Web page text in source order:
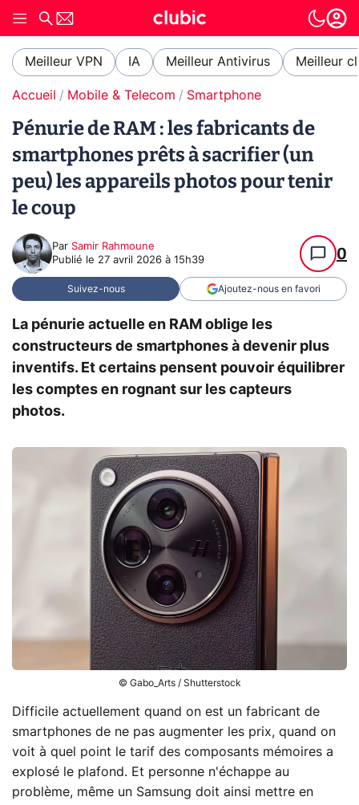
Meilleur VPN IA Meilleur Antivirus Meilleur
Accueil Mobile & Telecom Smartphone
Pénurie de RAM : les fabricants de
smartphones prêts à sacrifier (un
peu) les appareils photos pour tenir
le coup
Par Samir Rahmoune
Publié le 27 avril 2026 à 15h39 0
Suivez-nous Ajoutez-nous en favori
La pénurie actuelle en RAM oblige les
constructeurs de smartphones à devenir plus
inventifs. Et certains pensent pouvoir équilibrer
les comptes en rognant sur les capteurs
photos.
© Gabo_Arts / Shutterstock
Difficile actuellement quand on est un fabricant de
smartphones de ne pas augmenter les prix, quand on
voit à quel point le tarif des composants mémoires a
explosé le plafond. Et personne n'échappe au
problème, même un Samsung doit ainsi mettre en